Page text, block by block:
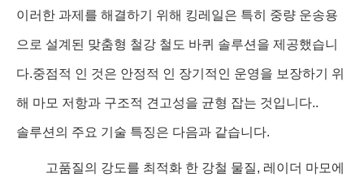
이러한 과제를 해결하기 위해 킹레일은 특히 중량 운송용
으로 설계된 맞춤형 철강 철도 바퀴 솔루션을 제공했습니
다.중점적 인 것은 안정적 인 장기적인 운영을 보장하기 위
해 마모 저항과 구조적 견고성을 균형 잡는 것입니다..
솔루션의 주요 기술 특징은 다음과 같습니다.
고품질의 강도를 최적화 한 강철 물질, 레이더 마모에